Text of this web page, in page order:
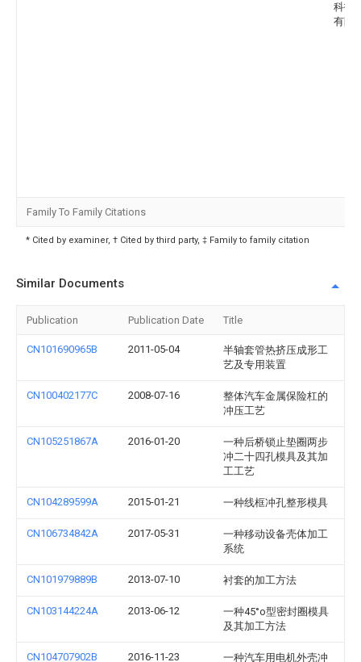
科技
有限
Family To Family Citations
* Cited by examiner, † Cited by third party, ‡ Family to family citation
Similar Documents
Publication Publication Date Title
CN101690965B 2011-05-04
半轴套管热挤压成形工
艺及专用装置
CN100402177C 2008-07-16
整体汽车金属保险杠的
冲压工艺
CN105251867A 2016-01-20
一种后桥锁止垫圈两步
冲二十四孔模具及其加
工工艺
CN104289599A 2015-01-21 一种线框冲孔整形模具
CN106734842A 2017-05-31
一种移动设备壳体加工
系统
CN101979889B 2013-07-10 衬套的加工方法
CN103144224A 2013-06-12
一种45°o型密封圈模具
及其加工方法
CN104707902B 2016-11-23 一种汽车用电机外壳冲